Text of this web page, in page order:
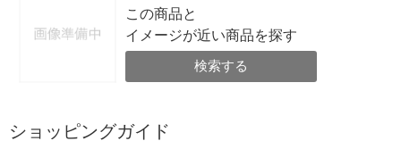
この商品と
イメージが近い商品を探す
検索する
ショッピングガイド